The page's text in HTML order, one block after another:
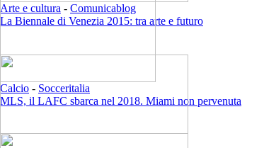
Arte e cultura - Comunicablog
La Biennale di Venezia 2015: tra arte e futuro
Calcio - Socceritalia
MLS, il LAFC sbarca nel 2018. Miami non pervenuta